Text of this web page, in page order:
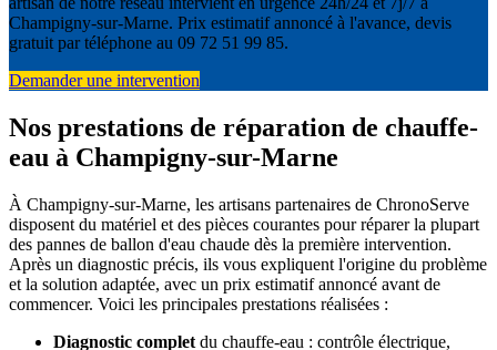
Champigny-sur-Marne. Prix estimatif annoncé à l'avance, devis
gratuit par téléphone au 09 72 51 99 85.
Demander une intervention
Nos prestations de réparation de chauffe-
eau à Champigny-sur-Marne
À Champigny-sur-Marne, les artisans partenaires de ChronoServe
disposent du matériel et des pièces courantes pour réparer la plupart
des pannes de ballon d'eau chaude dès la première intervention.
Après un diagnostic précis, ils vous expliquent l'origine du problème
et la solution adaptée, avec un prix estimatif annoncé avant de
commencer. Voici les principales prestations réalisées :
Diagnostic complet du chauffe-eau : contrôle électrique,